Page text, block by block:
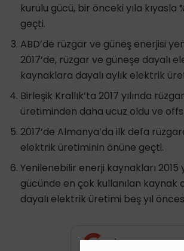
kurulu gücü, bir önceki yıla
geçti.
ABD’de rüzgar ve güneş enerjisi
2017’de, rüzgar ve güneşe
kaynaklara dayalı aylık elektrik
Birleşik Krallık’ta 2017 yılında
üretiminden daha ucuz oldu ve
2017’de Almanya’da ilk defa
elektrik üretiminin önüne geçti.
Yenilenebilir enerji kaynakları
gücünde en çok kullanılan kaynak
dayalı elektrik üretimi beş yıl
İklim Haber'i